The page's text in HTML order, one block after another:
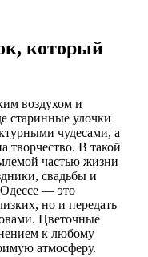
который
воздухом и
старинные улочки
чудесами, а
творчество. В такой
частью жизни
свадьбы и
Одессе — это
но и передать
Цветочные
к любому
атмосферу.